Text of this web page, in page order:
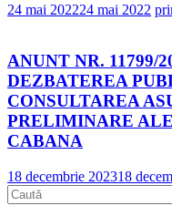
24 mai 202224 mai 2022
ANUNT NR. 11799/
DEZBATEREA
CONSULTAREA
PRELIMINARE
CABANA
18 decembrie 202318